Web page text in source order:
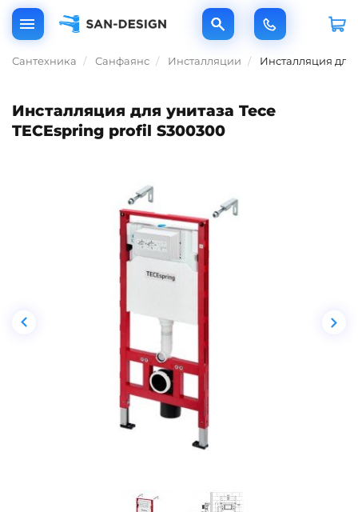
Сантехника Санфаянс Инсталляции Инсталляция для
Инсталляция для унитаза Tece
TECEspring profil S300300